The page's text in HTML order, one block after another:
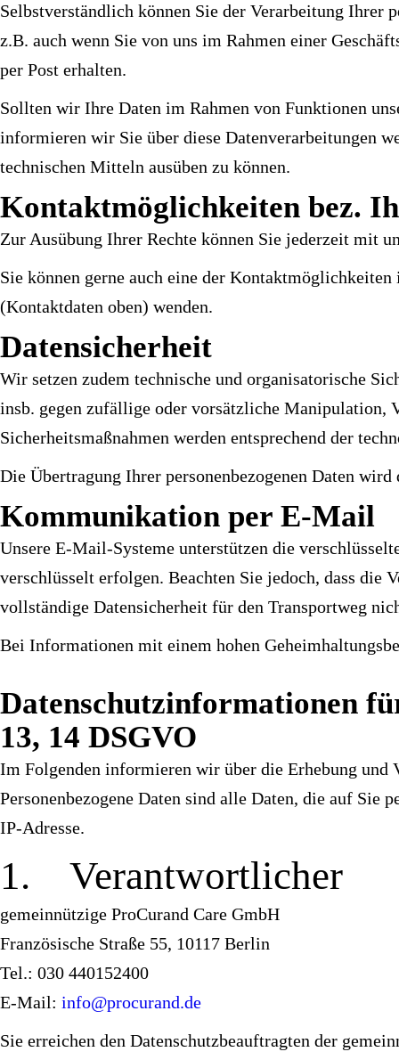
Selbstverständlich können Sie der Verarbeitung Ihrer
z.B. auch wenn Sie von uns im Rahmen einer
per Post erhalten.
Sollten wir Ihre Daten im Rahmen von Funktionen
informieren wir Sie über diese Datenverarbeitungen
technischen Mitteln ausüben zu können.
Kontaktmöglichkeiten bez.
Zur Ausübung Ihrer Rechte können Sie jederzeit mit
Sie können gerne auch eine der
(Kontaktdaten oben) wenden.
Datensicherheit
Wir setzen zudem technische und organisatorische
insb. gegen zufällige oder vorsätzliche Manipulation,
Sicherheitsmaßnahmen werden entsprechend der
Die Übertragung Ihrer personenbezogenen Daten
Kommunikation per E-Mail
Unsere E-Mail-Systeme unterstützen die
verschlüsselt erfolgen. Beachten Sie jedoch, dass
vollständige Datensicherheit für den Transportweg
Bei Informationen mit einem hohen
Datenschutzinformationen
13, 14 DSGVO
Im Folgenden informieren wir über die Erhebung und
Personenbezogene Daten sind alle Daten, die auf
IP-Adresse.
1. Verantwortlicher
gemeinnützige ProCurand Care GmbH
Französische Straße 55, 10117 Berlin
Tel.: 030 440152400
E-Mail: info@procurand.de
Sie erreichen den Datenschutzbeauftragten der